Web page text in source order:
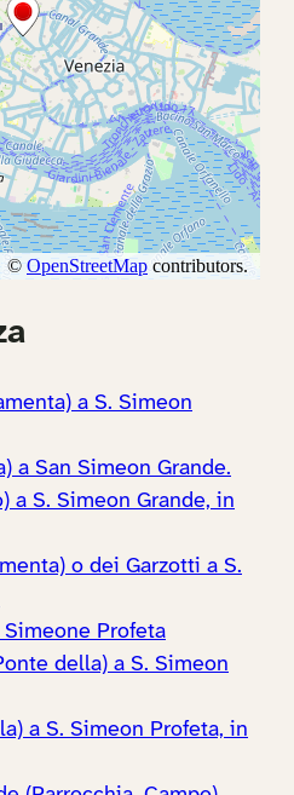
a S. Simeon
a San Simeon Grande.
a S. Simeon Grande, in
o dei Garzotti a S.
Simeone Profeta
della) a S. Simeon
a S. Simeon Profeta, in